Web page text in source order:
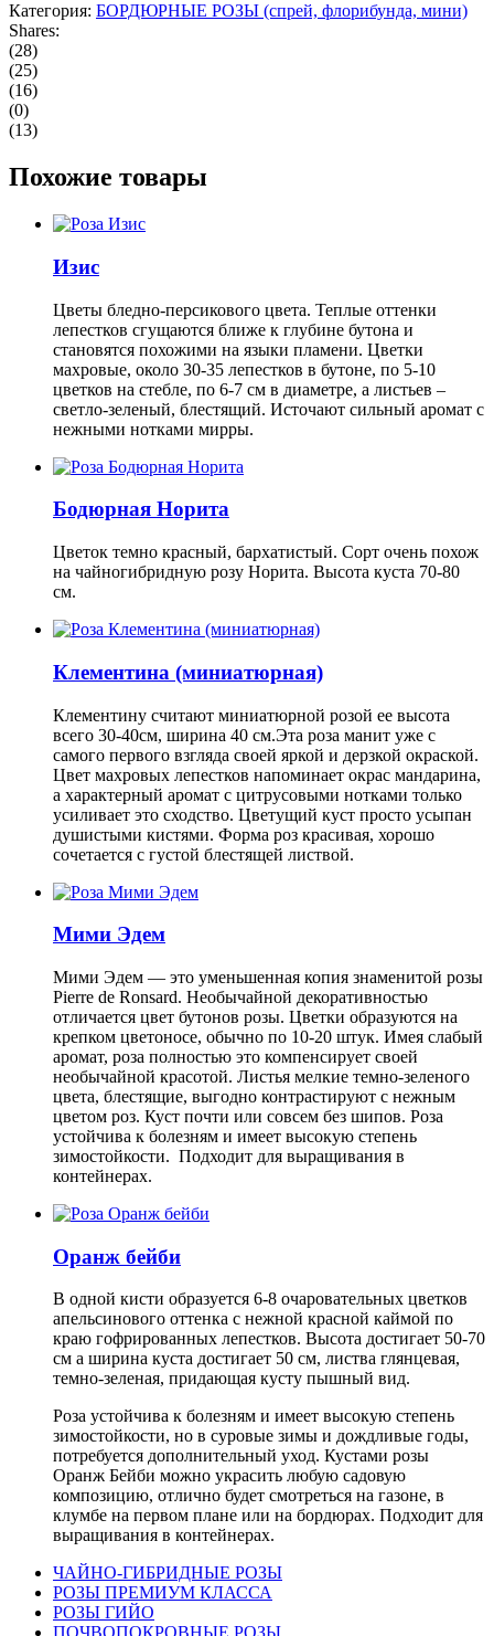
Категория: БОРДЮРНЫЕ РОЗЫ (спрей, флорибунда, мини)
Shares:
(28)
(25)
(16)
(0)
(13)
Похожие товары
Изис
Цветы бледно-персикового цвета. Теплые оттенки
лепестков сгущаются ближе к глубине бутона и
становятся похожими на языки пламени. Цветки
махровые, около 30-35 лепестков в бутоне, по 5-10
цветков на стебле, по 6-7 см в диаметре, а листьев –
светло-зеленый, блестящий. Источают сильный аромат с
нежными нотками мирры.
Бодюрная Норита
Цветок темно красный, бархатистый. Сорт очень похож
на чайногибридную розу Норита. Высота куста 70-80
см.
Клементина (миниатюрная)
Клементину считают миниатюрной розой ее высота
всего 30-40см, ширина 40 см.Эта роза манит уже с
самого первого взгляда своей яркой и дерзкой окраской.
Цвет махровых лепестков напоминает окрас мандарина,
а характерный аромат с цитрусовыми нотками только
усиливает это сходство. Цветущий куст просто усыпан
душистыми кистями. Форма роз красивая, хорошо
сочетается с густой блестящей листвой.
Мими Эдем
Мими Эдем — это уменьшенная копия знаменитой розы
Pierre de Ronsard. Необычайной декоративностью
отличается цвет бутонов розы. Цветки образуются на
крепком цветоносе, обычно по 10-20 штук. Имея слабый
аромат, роза полностью это компенсирует своей
необычайной красотой. Листья мелкие темно-зеленого
цвета, блестящие, выгодно контрастируют с нежным
цветом роз. Куст почти или совсем без шипов. Роза
устойчива к болезням и имеет высокую степень
зимостойкости. Подходит для выращивания в
контейнерах.
Оранж бейби
В одной кисти образуется 6-8 очаровательных цветков
апельсинового оттенка с нежной красной каймой по
краю гофрированных лепестков. Высота достигает 50-70
см а ширина куста достигает 50 см, листва глянцевая,
темно-зеленая, придающая кусту пышный вид.
Роза устойчива к болезням и имеет высокую степень
зимостойкости, но в суровые зимы и дождливые годы,
потребуется дополнительный уход. Кустами розы
Оранж Бейби можно украсить любую садовую
композицию, отлично будет смотреться на газоне, в
клумбе на первом плане или на бордюрах. Подходит для
выращивания в контейнерах.
ЧАЙНО-ГИБРИДНЫЕ РОЗЫ
РОЗЫ ПРЕМИУМ КЛАССА
РОЗЫ ГИЙО